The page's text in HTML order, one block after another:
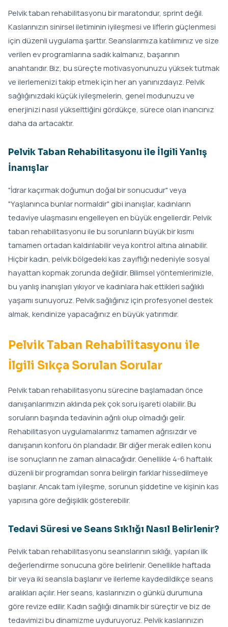
Pelvik taban rehabilitasyonu bir maratondur, sprint değil.
Kaslarınızın sinirsel iletiminin iyileşmesi ve liflerin güçlenmesi
için düzenli uygulama şarttır. Seanslarımıza katılımınız ve size
verilen ev programlarına sadık kalmanız, başarının
anahtarıdır. Biz, bu süreçte motivasyonunuzu yüksek tutmak
ve ilerlemenizi takip etmek için her an yanınızdayız. Pelvik
sağlığınızdaki küçük iyileşmelerin, genel modunuzu ve
enerjinizi nasıl yükselttiğini gördükçe, sürece olan inancınız
daha da artacaktır.
Pelvik Taban Rehabilitasyonu ile İlgili Yanlış
İnanışlar
"İdrar kaçırmak doğumun doğal bir sonucudur" veya
"Yaşlanınca bunlar normaldir" gibi inanışlar, kadınların
tedaviye ulaşmasını engelleyen en büyük engellerdir. Pelvik
taban rehabilitasyonu ile bu sorunların büyük bir kısmı
tamamen ortadan kaldırılabilir veya kontrol altına alınabilir.
Hiçbir kadın, pelvik bölgedeki kas zayıflığı nedeniyle sosyal
hayattan kopmak zorunda değildir. Bilimsel yöntemlerimizle,
bu yanlış inanışları yıkıyor ve kadınlara hak ettikleri sağlıklı
yaşamı sunuyoruz. Pelvik sağlığınız için profesyonel destek
almak, kendinize yapacağınız en büyük yatırımdır.
Pelvik Taban Rehabilitasyonu ile
İlgili Sıkça Sorulan Sorular
Pelvik taban rehabilitasyonu sürecine başlamadan önce
danışanlarımızın aklında pek çok soru işareti olabilir. Bu
soruların başında tedavinin ağrılı olup olmadığı gelir.
Rehabilitasyon uygulamalarımız tamamen ağrısızdır ve
danışanın konforu ön plandadır. Bir diğer merak edilen konu
ise sonuçların ne zaman alınacağıdır. Genellikle 4-6 haftalık
düzenli bir programdan sonra belirgin farklar hissedilmeye
başlanır. Ancak tam iyileşme, sorunun şiddetine ve kişinin kas
yapısına göre değişiklik gösterebilir.
Tedavi Süresi ve Seans Sıklığı Nasıl Belirlenir?
Pelvik taban rehabilitasyonu seanslarının sıklığı, yapılan ilk
değerlendirme sonucuna göre belirlenir. Genellikle haftada
bir veya iki seansla başlanır ve ilerleme kaydedildikçe seans
aralıkları açılır. Her seans, kaslarınızın o günkü durumuna
göre revize edilir. Kadın sağlığı dinamik bir süreçtir ve biz de
tedavimizi bu dinamizme uyduruyoruz. Pelvik kaslarınızın